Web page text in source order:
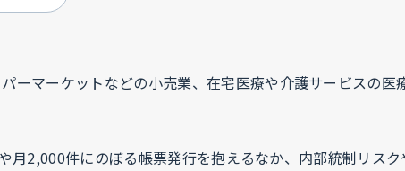
ーマーケットなどの小売業、在宅医療や介護サービスの医
月2,000件にのぼる帳票発行を抱えるなか、内部統制リス